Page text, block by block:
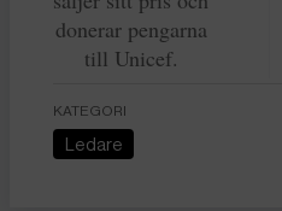
donerar pengarna
till Unicef.
KATEGORI
Ledare